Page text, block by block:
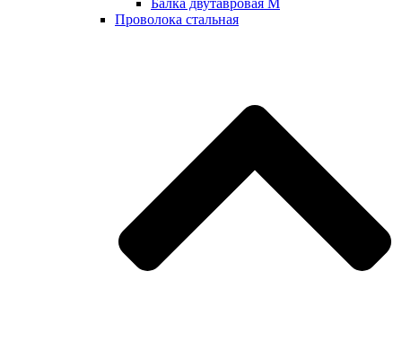
Балка двутавровая М
Проволока стальная